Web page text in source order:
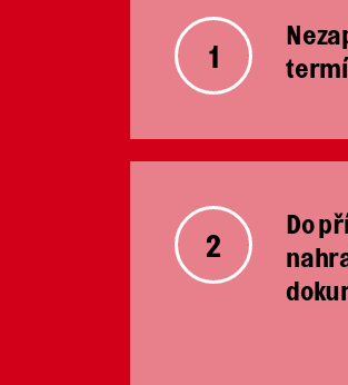
1
2
Do